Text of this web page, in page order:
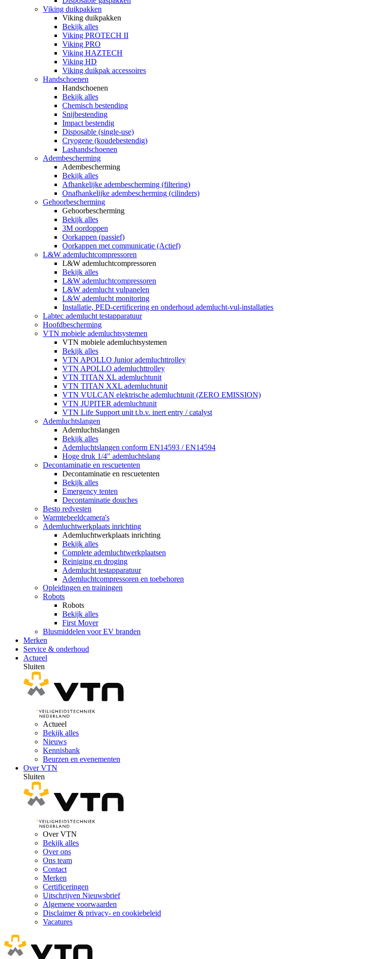
Viking duikpakken
Viking duikpakken
Bekijk alles
Viking PROTECH II
Viking PRO
Viking HAZTECH
Viking HD
Viking duikpak accessoires
Handschoenen
Handschoenen
Bekijk alles
Chemisch bestending
Snijbestending
Impact bestendig
Disposable (single-use)
Cryogene (koudebestendig)
Lashandschoenen
Adembescherming
Adembescherming
Bekijk alles
Afhankelijke adembescherming (filtering)
Onafhankelijke adembescherming (cilinders)
Gehoorbescherming
Gehoorbescherming
Bekijk alles
3M oordoppen
Oorkappen (passief)
Oorkappen met communicatie (Actief)
L&W ademluchtcompressoren
L&W ademluchtcompressoren
Bekijk alles
L&W ademluchtcompressoren
L&W ademlucht vulpanelen
L&W ademlucht monitoring
Installatie, PED-certificering en onderhoud ademlucht-vul-installaties
Labtec ademlucht testapparatuur
Hoofdbescherming
VTN mobiele ademluchtsystemen
VTN mobiele ademluchtsystemen
Bekijk alles
VTN APOLLO Junior ademluchttrolley
VTN APOLLO ademluchttrolley
VTN TITAN XL ademluchtunit
VTN TITAN XXL ademluchtunit
VTN VULCAN elektrische ademluchtunit (ZERO EMISSION)
VTN JUPITER ademluchtunit
VTN Life Support unit t.b.v. inert entry / catalyst
Ademluchtslangen
Ademluchtslangen
Bekijk alles
Ademluchtslangen conform EN14593 / EN14594
Hoge druk 1/4" ademluchtslang
Decontaminatie en rescuetenten
Decontaminatie en rescuetenten
Bekijk alles
Emergency tenten
Decontaminatie douches
Besto redvesten
Warmtebeeldcamera's
Ademluchtwerkplaats inrichting
Ademluchtwerkplaats inrichting
Bekijk alles
Complete ademluchtwerkplaatsen
Reiniging en droging
Ademlucht testapparatuur
Ademluchtcompressoren en toebehoren
Opleidingen en trainingen
Robots
Robots
Bekijk alles
First Mover
Blusmiddelen voor EV branden
Merken
Service & onderhoud
Actueel
Sluiten
Actueel
Bekijk alles
Nieuws
Kennisbank
Beurzen en evenementen
Over VTN
Sluiten
Over VTN
Bekijk alles
Over ons
Ons team
Contact
Merken
Certificeringen
Uitschrijven Nieuwsbrief
Algemene voorwaarden
Disclaimer & privacy- en cookiebeleid
Vacatures